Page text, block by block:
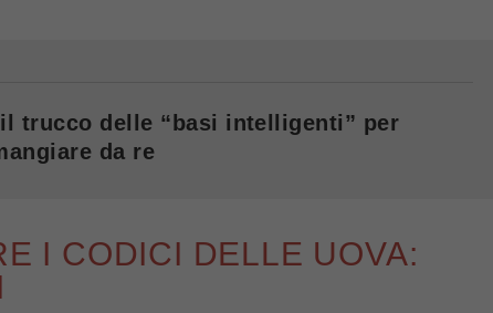
trucco delle “basi intelligenti” per
da re
I CODICI DELLE UOVA: